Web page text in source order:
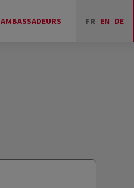
AMBASSADEURS FR EN DE